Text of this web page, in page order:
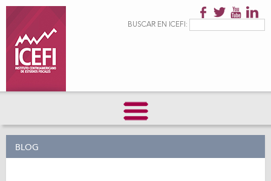
principalFormulario de
BUSCAR EN ICEFI:
BLOG